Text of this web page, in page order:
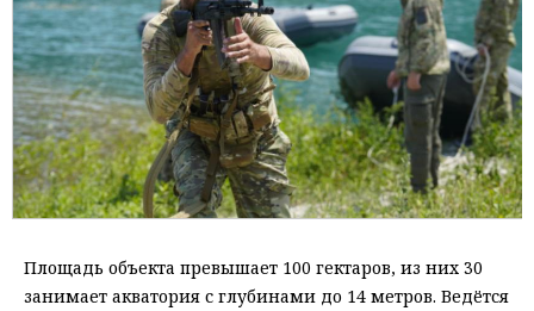
Площадь объекта превышает 100 гектаров, из них 30
занимает акватория с глубинами до 14 метров. Ведётся